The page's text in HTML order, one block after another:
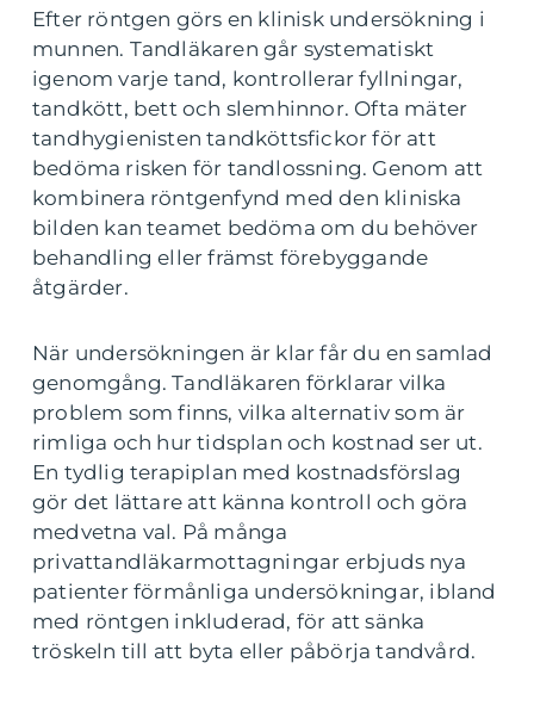
Efter röntgen görs en klinisk undersökning i
munnen. Tandläkaren går systematiskt
igenom varje tand, kontrollerar fyllningar,
tandkött, bett och slemhinnor. Ofta mäter
tandhygienisten tandköttsfickor för att
bedöma risken för tandlossning. Genom att
kombinera röntgenfynd med den kliniska
bilden kan teamet bedöma om du behöver
behandling eller främst förebyggande
åtgärder.
När undersökningen är klar får du en samlad
genomgång. Tandläkaren förklarar vilka
problem som finns, vilka alternativ som är
rimliga och hur tidsplan och kostnad ser ut.
En tydlig terapiplan med kostnadsförslag
gör det lättare att känna kontroll och göra
medvetna val. På många
privattandläkarmottagningar erbjuds nya
patienter förmånliga undersökningar, ibland
med röntgen inkluderad, för att sänka
tröskeln till att byta eller påbörja tandvård.